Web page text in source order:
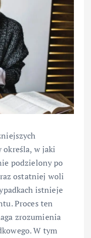
w jaki
podzielony po
ostatniej woli
istnieje
Proces ten
zrozumienia
W tym